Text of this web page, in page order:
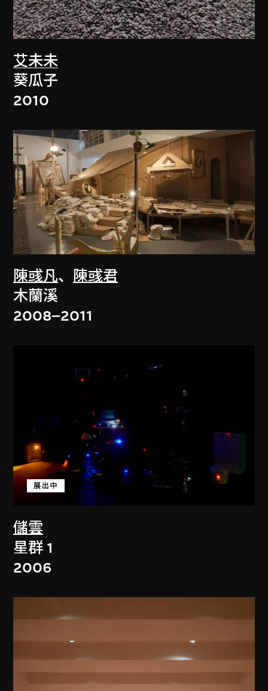
艾未未
葵瓜子
2010
陳彧凡、
陳彧君
木蘭溪
2008–2011
儲雲
展出中
星群 1
2006